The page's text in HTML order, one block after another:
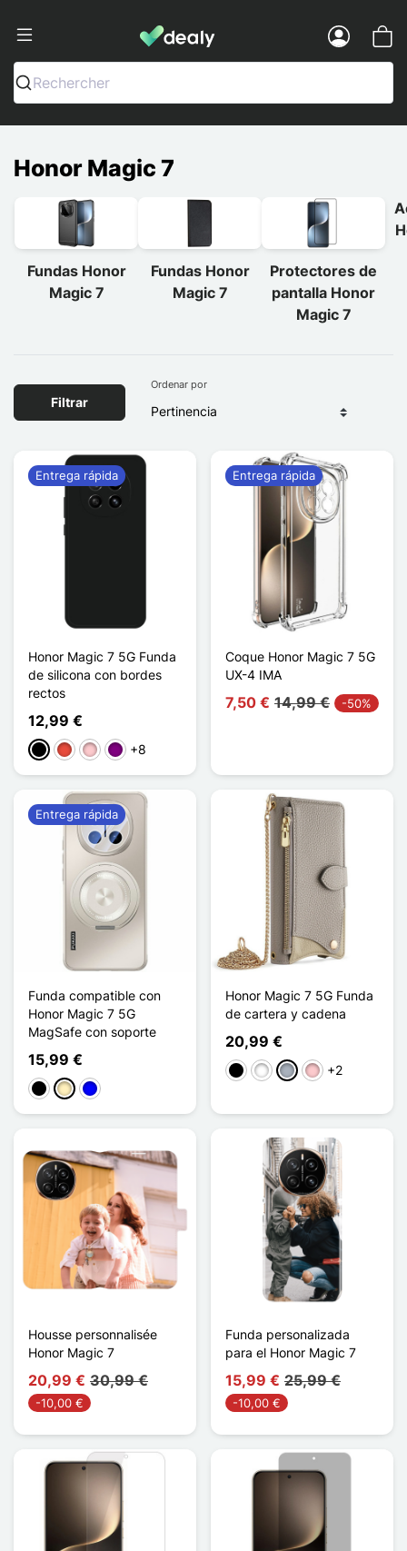
Dealy - Fundas y accesorios para
Rechercher
Honor Magic 7
Fundas Honor
Magic 7
Fundas Honor
Magic 7
Protectores de
pantalla Honor
Magic 7
Filtrar
Ordenar por
Honor Magic 7 5G Funda
de silicona con bordes
rectos
12,99 €
NegroRojoRosaPúrpura
+8
Entrega rápida
Coque Honor Magic 7 5G
UX-4 IMA
7,50 € 14,99 € -50%
Entrega rápida
Funda compatible con
Honor Magic 7 5G
MagSafe con soporte
15,99 €
Negro
Oro Azul
Entrega rápida
Honor Magic 7 5G Funda
de cartera y cadena
20,99 €
NegroBlanco
Gris Rosa+2
Housse personnalisée
Honor Magic 7
20,99 € 30,99 €
-10,00 €
Funda personalizada
para el Honor Magic 7
15,99 € 25,99 €
-10,00 €